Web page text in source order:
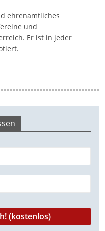
ehrenamtliches
und
Er ist in jeder